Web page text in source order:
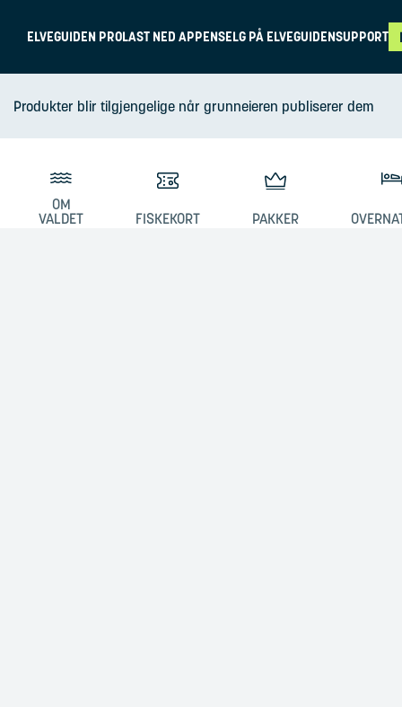
ELVEGUIDEN PROLAST NED APPENSELG PÅ ELVEGUIDENSUPPORT
Produkter blir tilgjengelige når grunneieren publiserer dem
OM
VALDET
FISKEKORT PAKKER